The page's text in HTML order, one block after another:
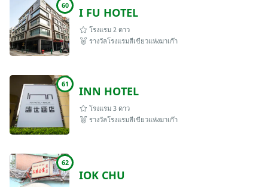
60 I FU HOTEL
โรงแรม 2 ดาว
รางวัลโรงแรมสีเขียวแห่งมาเก๊า
61 INN HOTEL
โรงแรม 3 ดาว
รางวัลโรงแรมสีเขียวแห่งมาเก๊า
62
IOK CHU